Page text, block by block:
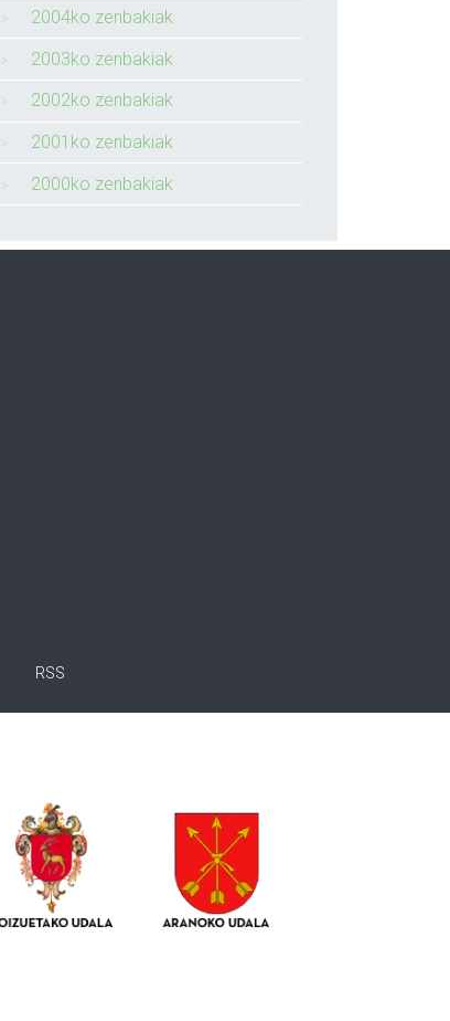
2004ko zenbakiak
2003ko zenbakiak
2002ko zenbakiak
2001ko zenbakiak
2000ko zenbakiak
RSS